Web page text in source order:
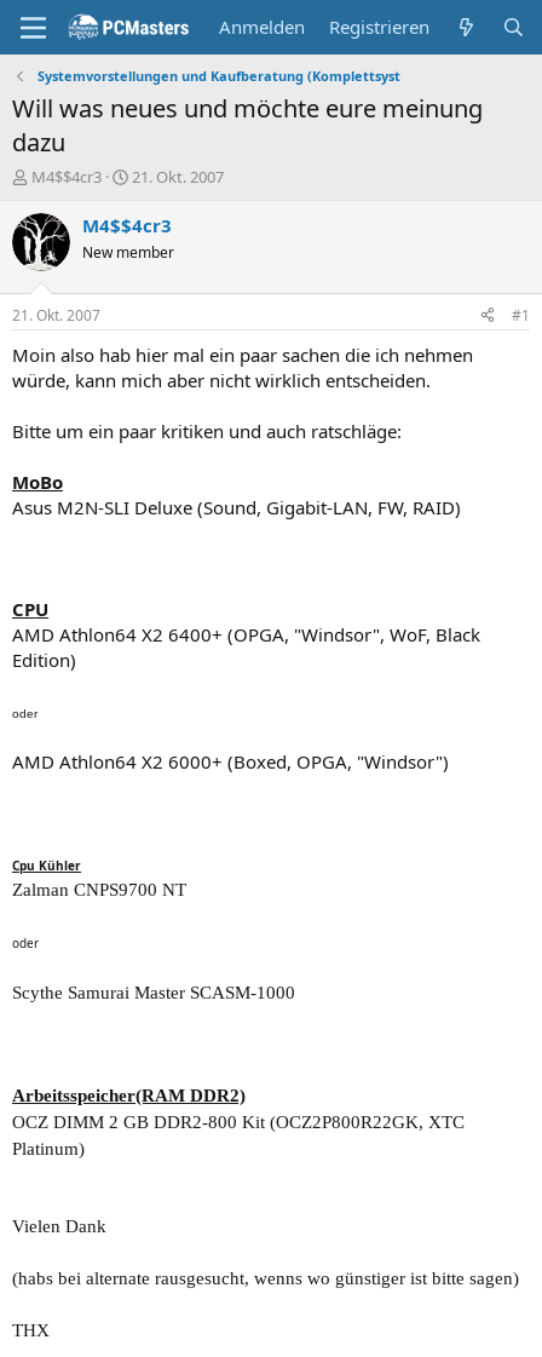
Anmelden Registrieren
Systemvorstellungen und Kaufberatung (Komplettsyst
Will was neues und möchte eure meinung
dazu
E
s
t
e
e
r
M4$$4cr3
E
s
e
t
a
m
21. Okt. 2007
M4$$4cr3
New member
21. Okt. 2007 #1
Moin also hab hier mal ein paar sachen die ich nehmen
würde, kann mich aber nicht wirklich entscheiden.​
Bitte um ein paar kritiken und auch ratschläge:​
MoBo
Asus M2N-SLI Deluxe (Sound, Gigabit-LAN, FW, RAID)
CPU
AMD Athlon64 X2 6400+ (OPGA, "Windsor", WoF, Black
Edition)
oder
AMD Athlon64 X2 6000+ (Boxed, OPGA, "Windsor")
Cpu Kühler
Zalman CNPS9700 NT
oder
Scythe Samurai Master SCASM-1000
Arbeitsspeicher(RAM DDR2)
OCZ DIMM 2 GB DDR2-800 Kit (OCZ2P800R22GK, XTC
Platinum)
Vielen Dank
(habs bei alternate rausgesucht, wenns wo günstiger ist bitte sagen)
THX